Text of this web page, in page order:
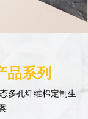
品系列
多孔纤维棉定制生